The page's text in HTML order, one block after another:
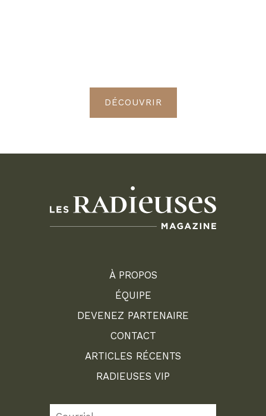
DÉCOUVRIR
À PROPOS
ÉQUIPE
DEVENEZ PARTENAIRE
CONTACT
ARTICLES RÉCENTS
RADIEUSES VIP